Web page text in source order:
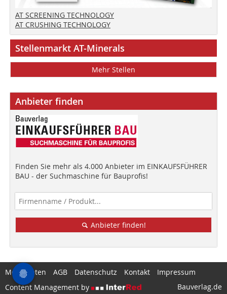
AT SCREENING TECHNOLOGY
AT CRUSHING TECHNOLOGY
Stellenmarkt AT-Minerals
Mehr Stellen
Anbieter finden
Finden Sie mehr als 4.000 Anbieter im EINKAUFSFÜHRER
BAU - der Suchmaschine für Bauprofis!
Anbieter finden!
Mediadaten AGB Datenschutz Kontakt
Impressum
Content Management by
Bauverlag.de